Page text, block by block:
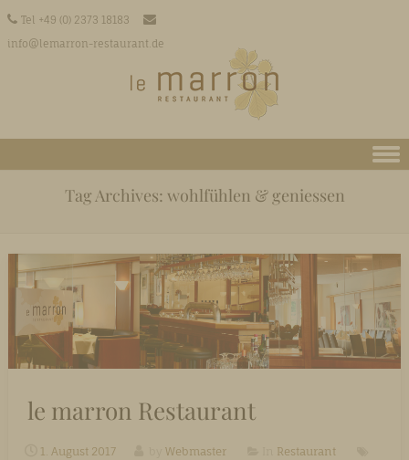
Tel +49 (0) 2373 18183
info@lemarron-restaurant.de
Tag Archives: wohlfühlen & geniessen
le marron Restaurant
1. August 2017 Webmaster
Restaurant